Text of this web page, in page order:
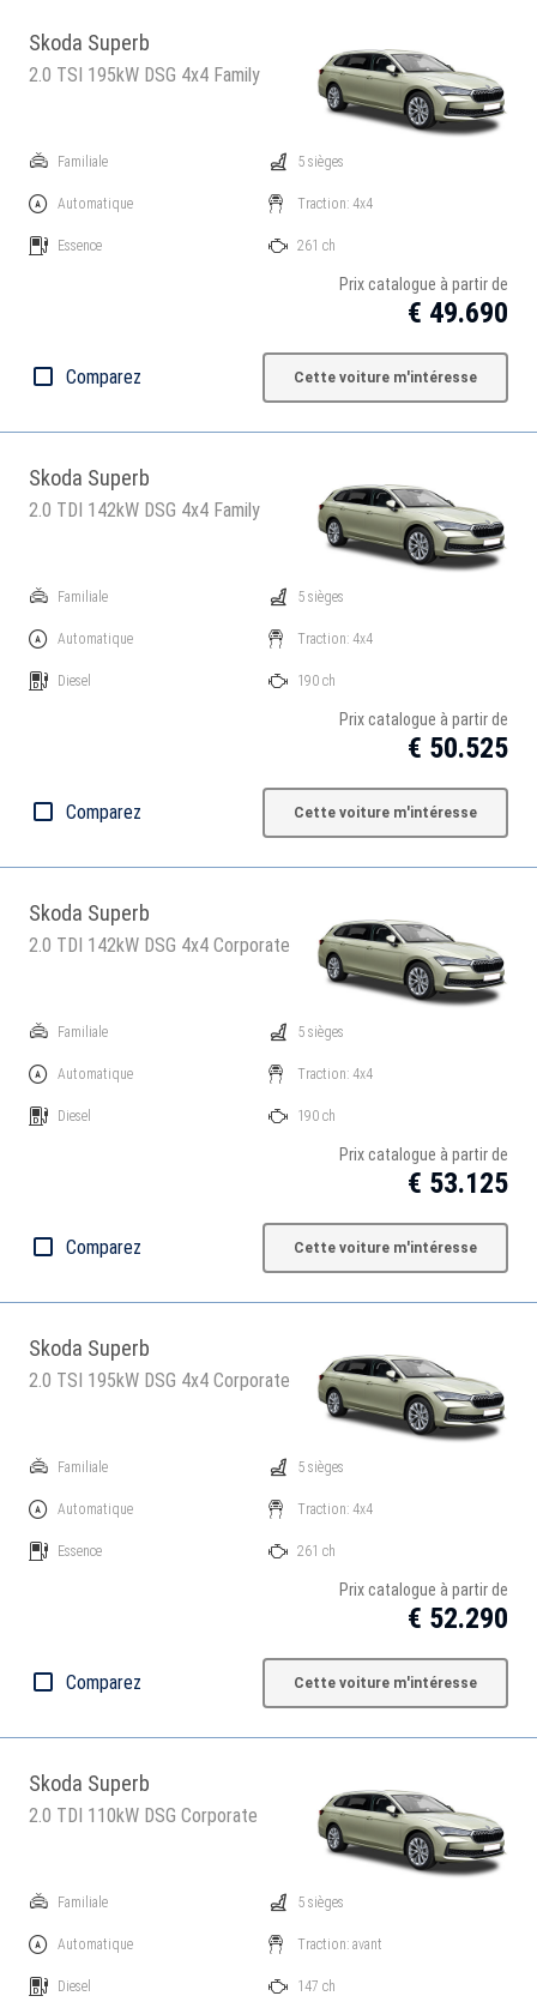
Skoda Superb
2.0 TSI 195kW DSG 4x4 Family
Familiale
Automatique
Essence
5 sièges
Traction: 4x4
261 ch
Prix catalogue à partir de
€ 49.690
Comparez Cette voiture m'intéresse
Skoda Superb
2.0 TDI 142kW DSG 4x4 Family
Familiale
Automatique
Diesel
5 sièges
Traction: 4x4
190 ch
Prix catalogue à partir de
€ 50.525
Comparez Cette voiture m'intéresse
Skoda Superb
2.0 TDI 142kW DSG 4x4 Corporate
Familiale
Automatique
Diesel
5 sièges
Traction: 4x4
190 ch
Prix catalogue à partir de
€ 53.125
Comparez Cette voiture m'intéresse
Skoda Superb
2.0 TSI 195kW DSG 4x4 Corporate
Familiale
Automatique
Essence
5 sièges
Traction: 4x4
261 ch
Prix catalogue à partir de
€ 52.290
Comparez Cette voiture m'intéresse
Skoda Superb
2.0 TDI 110kW DSG Corporate
Familiale
Automatique
Diesel
5 sièges
Traction: avant
147 ch